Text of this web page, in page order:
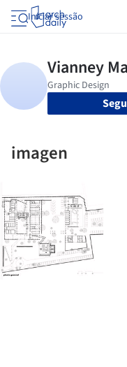
Iniciar sessão
imagen